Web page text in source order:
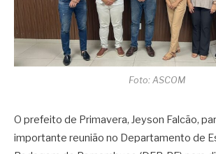
Foto: ASCOM
O prefeito de Primavera, Jeyson Falcão,
importante reunião no Departamento de